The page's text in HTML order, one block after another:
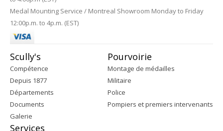
Medal Mounting Service / Montreal Showroom Monday to Friday
12:00p.m. to 4p.m. (EST)
Scully's
Compétence
Depuis 1877
Départements
Documents
Galerie
Pourvoirie
Montage de médailles
Militaire
Police
Pompiers et premiers intervenants
Services